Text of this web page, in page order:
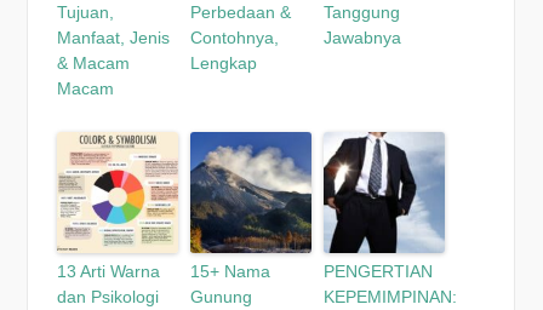
Tujuan,
Manfaat, Jenis
& Macam
Macam
Perbedaan &
Contohnya,
Lengkap
Tanggung
Jawabnya
13 Arti Warna
dan Psikologi
15+ Nama
Gunung
PENGERTIAN
KEPEMIMPINAN: